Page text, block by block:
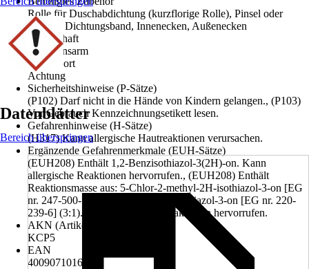
Rolle für Duschabdichtung (kurzflorige Rolle), Pinsel oder
Glätter., Dichtungsband, Innenecken, Außenecken
Eigenschaft
Emissionsarm
Signalwort
Achtung
Sicherheitshinweise (P-Sätze)
(P102) Darf nicht in die Hände von Kindern gelangen., (P103)
Vor Gebrauch Kennzeichnungsetikett lesen.
Gefahrenhinweise (H-Sätze)
(H317) Kann allergische Hautreaktionen verursachen.
Ergänzende Gefahrenmerkmale (EUH-Sätze)
(EUH208) Enthält 1,2-Benzisothiazol-3(2H)-on. Kann
allergische Reaktionen hervorrufen., (EUH208) Enthält
Reaktionsmasse aus: 5-Chlor-2-methyl-2H-isothiazol-3-on [EG
nr. 247-500-7] und 2-Methyl-2H-isothiazol-3-on [EG nr. 220-
239-6] (3:1). Kann allergische Reaktionen hervorrufen.
AKN (Artikelkurznummer)
KCP5
EAN
4009071016602
Datenblätter
Bereich überspringen